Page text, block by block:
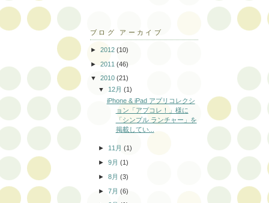
ブログ アーカイブ
► 2012 (10)
► 2011 (46)
▼ 2010 (21)
▼ 12月(1)
iPhone & iPad アプリコレクシ
ョン「アプコレ！」様に
「シンプル ランチャー」を
掲載してい...
► 11月(1)
►9月(1)
►8月(3)
►7月(6)